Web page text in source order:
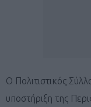
Ο Πολιτιστικός
υποστήριξη της